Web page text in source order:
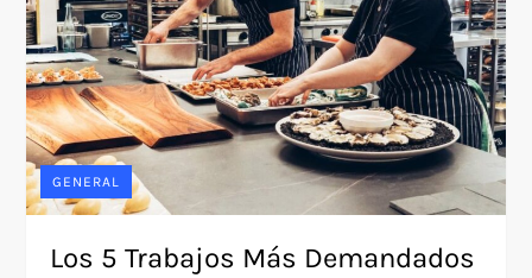
GENERAL
Los 5 Trabajos Más Demandados